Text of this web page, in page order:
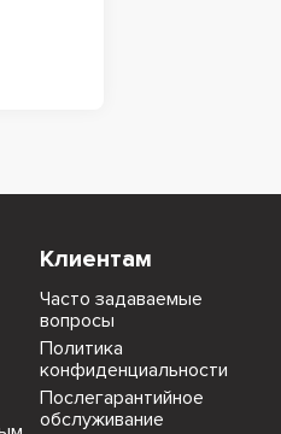
Клиентам
Часто задаваемые
вопросы
Политика
конфиденциальности
Послегарантийное
обслуживание